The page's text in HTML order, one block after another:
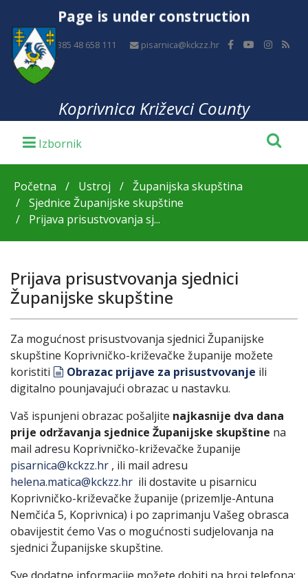
Page is under construction
+385 48 658 111 pisarnica@kckzz.hr
Koprivnica Križevci County
Početna Ustroj
Županijska skupština
Sjednice Županijske skupštine
Prijava prisustvovanja sj...
Prijava prisustvovanja sjednici
Županijske skupštine
Za mogućnost prisustvovanja sjednici Županijske
skupštine Koprivničko-križevačke županije možete
koristiti
document
Obrazac prijave za prisustvovanje ili
digitalno pounjavajući obrazac u nastavku.
Vaš ispunjeni obrazac pošaljite najkasnije dva dana
prije održavanja sjednice Županijske skupštine na
mail adresu Koprivničko-križevačke županije
pisarnica@kckzz.hr , ili mail adresu
helena.matica@kckzz.hr ili dostavite u pisarnicu
Koprivničko-križevačke županije (prizemlje-Antuna
Nemčića 5, Koprivnica) i po zaprimanju Vašeg obrasca
obavijestit ćemo Vas o mogućnosti sudjelovanja na
sjednici Županijske skupštine.